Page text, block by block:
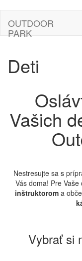
OUTDOOR
PARK
Deti
Vašich
Nestresujte sa s
Vás doma! Pre
inštruktoroma
Vybrať si